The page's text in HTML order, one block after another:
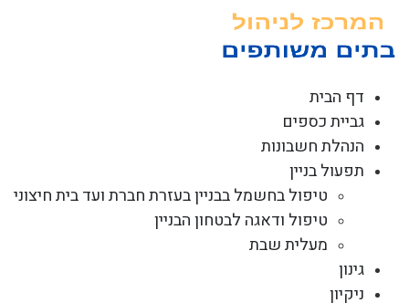
דף הבית
גביית כספים
הנהלת חשבונות
תפעול בניין
טיפול בחשמל בבניין בעזרת חברת ועד בית חיצוני
טיפול ודאגה לבטחון הבניין
מעלית שבת
גינון
ניקיון